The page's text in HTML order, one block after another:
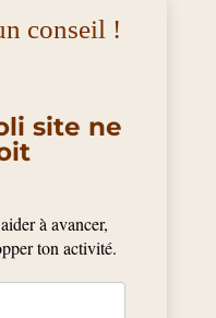
conseil !
site ne
à avancer,
ton activité.